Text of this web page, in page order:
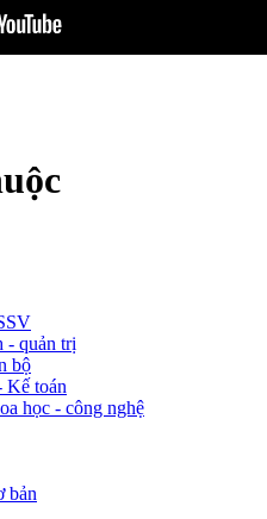
- quản trị
bộ
Kế toán
học - công nghệ
bản